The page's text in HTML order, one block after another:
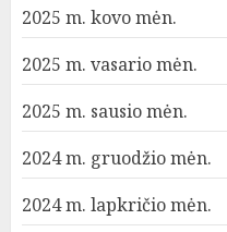
2025 m. kovo mėn.
2025 m. vasario mėn.
2025 m. sausio mėn.
2024 m. gruodžio mėn.
2024 m. lapkričio mėn.